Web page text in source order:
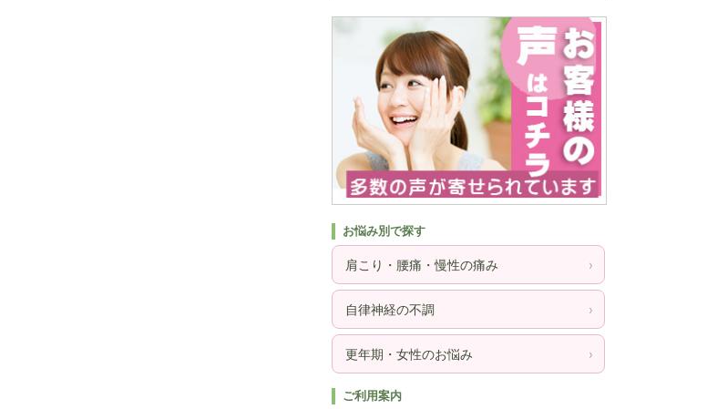
お悩み別で探す
肩こり・腰痛・慢性の痛み ›
自律神経の不調 ›
更年期・女性のお悩み ›
ご利用案内